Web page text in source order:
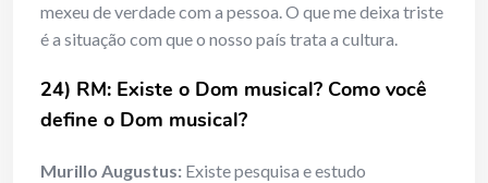
mexeu de verdade com a pessoa. O que me deixa triste
é a situação com que o nosso país trata a cultura.
24) RM: Existe o Dom musical? Como você
define o Dom musical?
Murillo Augustus: Existe pesquisa e estudo